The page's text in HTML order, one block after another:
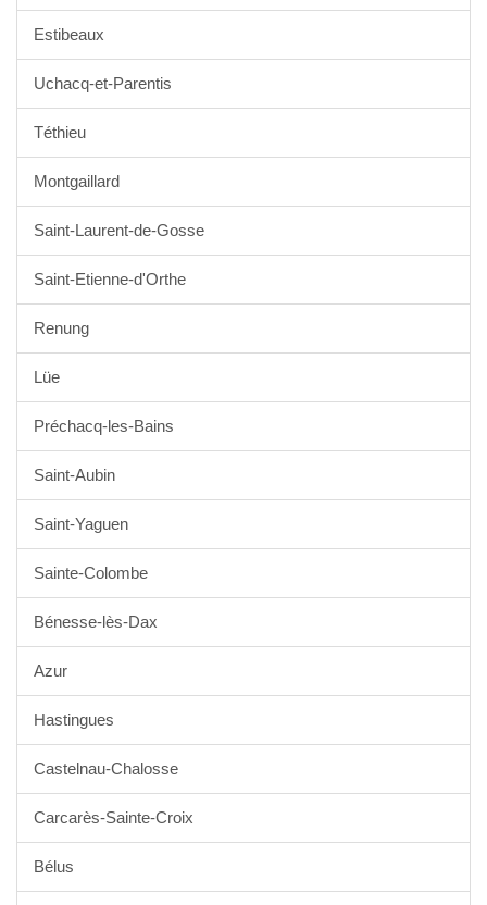
Estibeaux
Uchacq-et-Parentis
Téthieu
Montgaillard
Saint-Laurent-de-Gosse
Saint-Etienne-d'Orthe
Renung
Lüe
Préchacq-les-Bains
Saint-Aubin
Saint-Yaguen
Sainte-Colombe
Bénesse-lès-Dax
Azur
Hastingues
Castelnau-Chalosse
Carcarès-Sainte-Croix
Bélus